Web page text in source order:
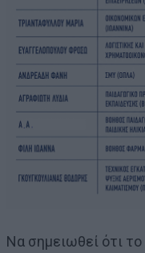
Να σημειωθεί ότι